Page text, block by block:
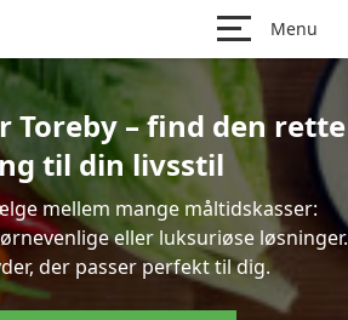
Menu
Toreby – find den rette
til din livsstil
mellem mange måltidskasser:
eller luksuriøse løsninger.
der passer perfekt til dig.